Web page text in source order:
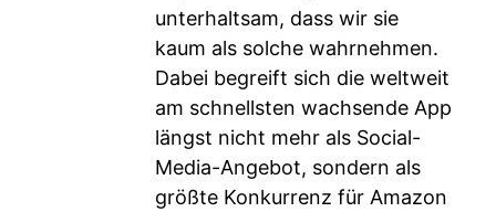
unterhaltsam, dass wir sie
kaum als solche wahrnehmen.
Dabei begreift sich die weltweit
am schnellsten wachsende App
längst nicht mehr als Social-
Media-Angebot, sondern als
größte Konkurrenz für Amazon